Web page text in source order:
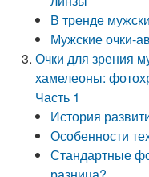
В тренде
Мужские очки-
Очки для зрения
хамелеоны:
Часть 1
История
Особенности
Стандартные